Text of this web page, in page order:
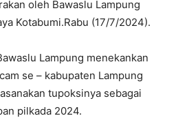
oleh Bawaslu Lampung
Kotabumi.Rabu (17/7/2024).
Lampung menekankan
se – kabupaten Lampung
tupoksinya sebagai
pilkada 2024.